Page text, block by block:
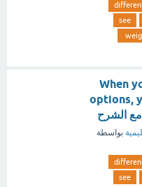
see
When
options,
بواسطة
see